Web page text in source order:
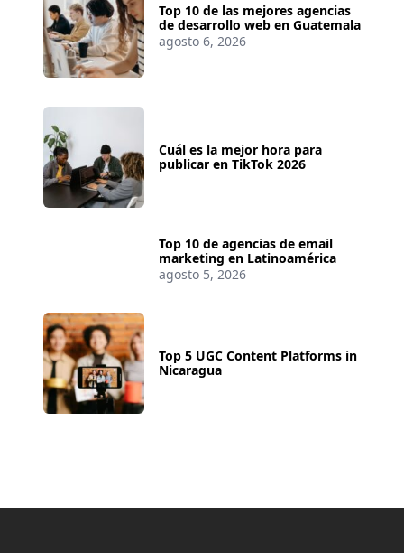
Top 10 de las mejores agencias
de desarrollo web en Guatemala
agosto 6, 2026
Cuál es la mejor hora para
publicar en TikTok 2026
Top 10 de agencias de email
marketing en Latinoamérica
agosto 5, 2026
Top 5 UGC Content Platforms in
Nicaragua